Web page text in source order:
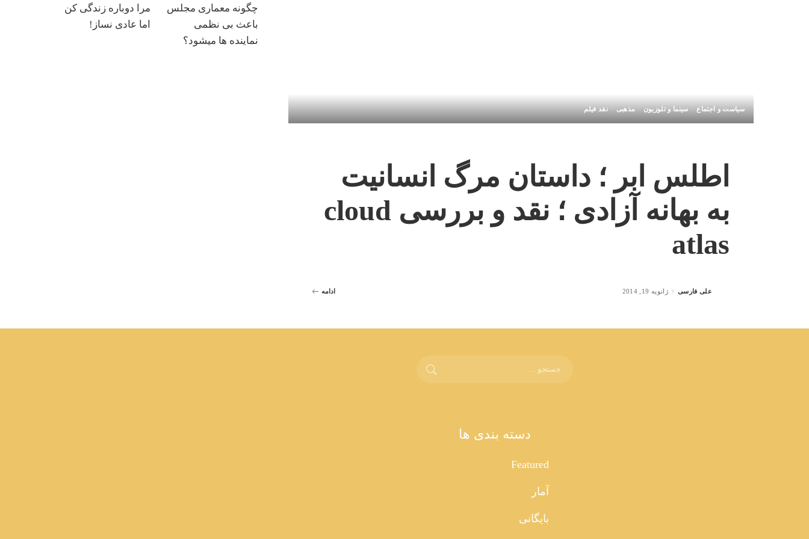
سیاست و اجتماع سینما و تلوزیون مذهبی نقد فیلم
اطلس ابر ؛ داستان مرگ انسانیت
به بهانه آزادی ؛ نقد و بررسی cloud
atlas
Postedعلی فارسی ژانویه 19, 2014 ادامه
چگونه معماری مجلس
باعث بی نظمی
نماینده ها میشود؟
مرا دوباره زندگی کن
اما عادی نساز!
دسته بندی ها
Featured
آمار
بایگانی